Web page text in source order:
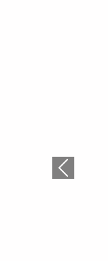
Précédent